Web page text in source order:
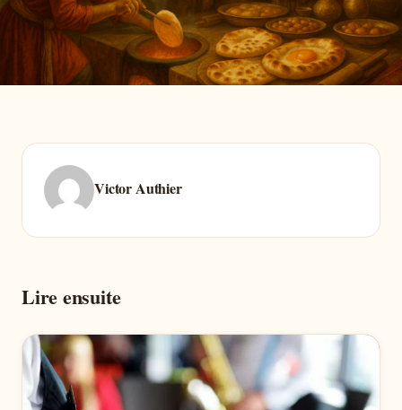
Victor Authier
Lire ensuite